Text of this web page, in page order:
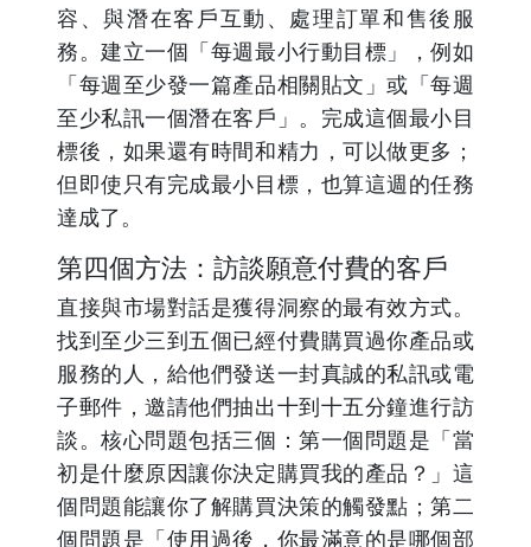
容、與潛在客戶互動、處理訂單和售後服
務。建立一個「每週最小行動目標」，例如
「每週至少發一篇產品相關貼文」或「每週
至少私訊一個潛在客戶」。完成這個最小目
標後，如果還有時間和精力，可以做更多；
但即使只有完成最小目標，也算這週的任務
達成了。
第四個方法：訪談願意付費的客戶
直接與市場對話是獲得洞察的最有效方式。
找到至少三到五個已經付費購買過你產品或
服務的人，給他們發送一封真誠的私訊或電
子郵件，邀請他們抽出十到十五分鐘進行訪
談。核心問題包括三個：第一個問題是「當
初是什麼原因讓你決定購買我的產品？」這
個問題能讓你了解購買決策的觸發點；第二
個問題是「使用過後，你最滿意的是哪個部